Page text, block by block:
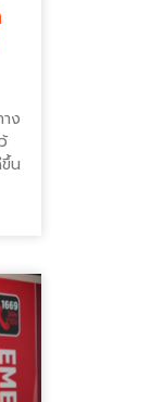
ง
น